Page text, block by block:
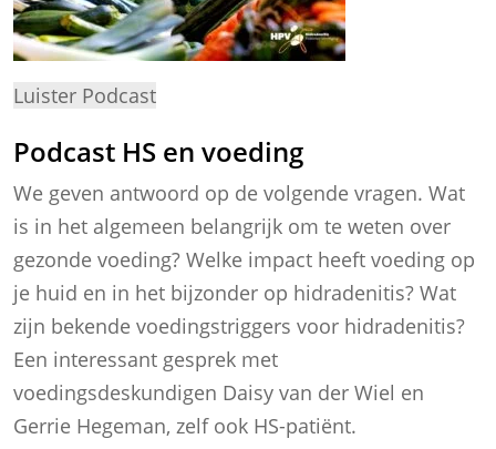
Luister Podcast
Podcast HS en voeding
We geven antwoord op de volgende vragen. Wat
is in het algemeen belangrijk om te weten over
gezonde voeding? Welke impact heeft voeding op
je huid en in het bijzonder op hidradenitis? Wat
zijn bekende voedingstriggers voor hidradenitis?
Een interessant gesprek met
voedingsdeskundigen Daisy van der Wiel en
Gerrie Hegeman, zelf ook HS-patiënt.